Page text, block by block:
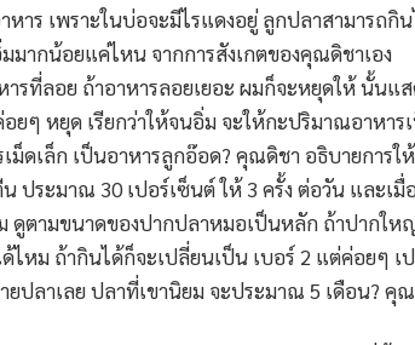
าร เพราะในบ่อจะมีไรแดงอยู่ ลูกปลาสามารถกิ
มากน้อยแค่ไหน จากการสังเกตของคุณดิชาเอง
รที่ลอย ถ้าอาหารลอยเยอะ ผมก็จะหยุดให้ นั้นแ
ยๆ หยุด เรียกว่าให้จนอิ่ม จะให้กะปริมาณอาหา
ม็ดเล็ก เป็นอาหารลูกอ๊อด? คุณดิชา อธิบายการ
ประมาณ 30 เปอร์เซ็นต์ ให้ 3 ครั้ง ต่อวัน และ
ตามขนาดของปากปลาหมอเป็นหลัก ถ้าปากให
หม ถ้ากินได้ก็จะเปลี่ยนเป็น เบอร์ 2 แต่ค่อยๆ เ
ยปลาเลย ปลาที่เขานิยม จะประมาณ 5 เดือน? คุ